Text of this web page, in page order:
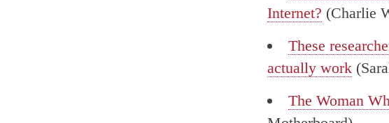
Internet? (Charlie
These
actually work
The Woman